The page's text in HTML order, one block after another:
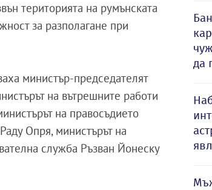
територията на румънската
за разполагане при
министър-председателят
на вътрешните работи
на правосъдието
Опря, министърът на
служба Ръзван Йонеску
да